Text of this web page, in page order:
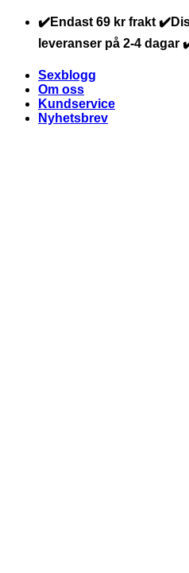
Skip
content
✔️Endast 69 kr frakt
leveranser på 2-4
Sexblogg
Om oss
Kundservice
Nyhetsbrev